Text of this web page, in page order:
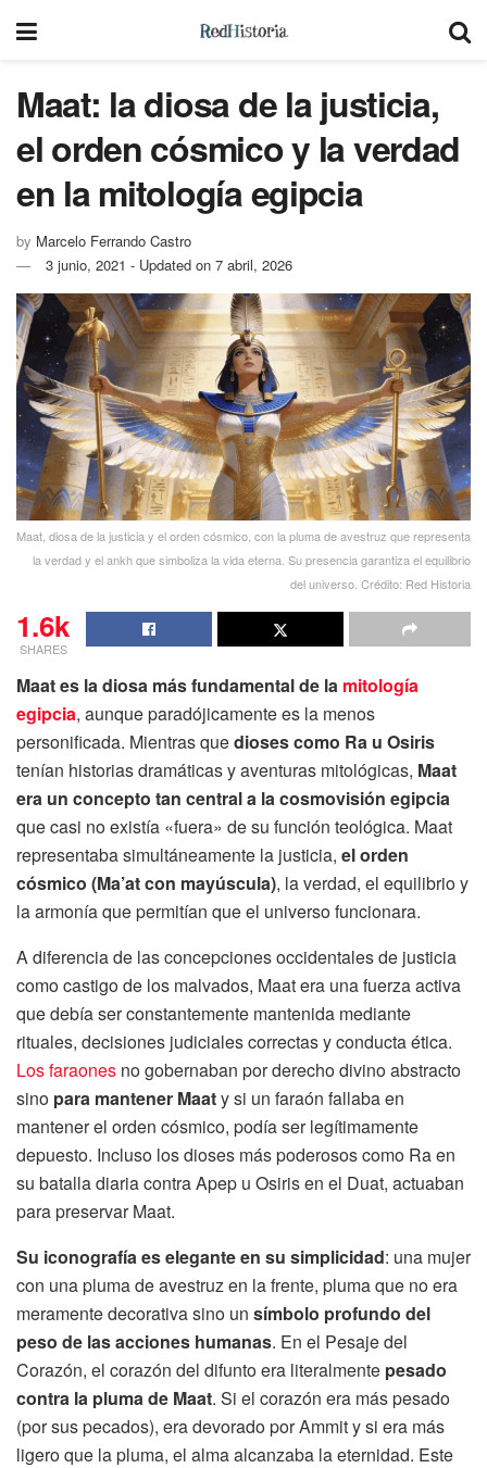
Maat: la diosa de la justicia,
el orden cósmico y la verdad
en la mitología egipcia
by Marcelo Ferrando Castro
3 junio, 2021 - Updated on 7 abril, 2026
Maat, diosa de la justicia y el orden cósmico, con la pluma de avestruz que representa
la verdad y el ankh que simboliza la vida eterna. Su presencia garantiza el equilibrio
del universo. Crédito: Red Historia
1.6k
SHARES
Maat es la diosa más fundamental de la mitología
egipcia, aunque paradójicamente es la menos
personificada. Mientras quedioses como Ra u Osiris
tenían historias dramáticas y aventuras mitológicas, Maat
era un concepto tan central a la cosmovisión egipcia
que casi no existía «fuera» de su función teológica. Maat
representaba simultáneamente la justicia, el orden
cósmico (Ma’at con mayúscula), la verdad, el equilibrio y
la armonía que permitían que el universo funcionara.
A diferencia de las concepciones occidentales de justicia
como castigo de los malvados, Maat era una fuerza activa
que debía ser constantemente mantenida mediante
rituales, decisiones judiciales correctas y conducta ética.
Los faraones no gobernaban por derecho divino abstracto
sino para mantener Maaty si un faraón fallaba en
mantener el orden cósmico, podía ser legítimamente
depuesto. Incluso los dioses más poderosos como Ra en
su batalla diaria contra Apep u Osiris en el Duat, actuaban
para preservar Maat.
Su iconografía es elegante en su simplicidad: una mujer
con una pluma de avestruz en la frente, pluma que no era
meramente decorativa sino un símbolo profundo del
peso de las acciones humanas. En el Pesaje del
Corazón, el corazón del difunto era literalmente pesado
contra la pluma de Maat. Si el corazón era más pesado
(por sus pecados), era devorado por Ammit y si era más
ligero que la pluma, el alma alcanzaba la eternidad. Este